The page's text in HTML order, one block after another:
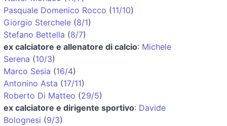
Pasquale Domenico Rocco (11/10)
Giorgio Sterchele (8/1)
Stefano Bettella (8/7)
ex calciatore e allenatore di calcio: Michele
Serena (10/3)
Marco Sesia (16/4)
Antonino Asta (17/11)
Roberto Di Matteo (29/5)
ex calciatore e dirigente sportivo: Davide
Bolognesi (9/3)